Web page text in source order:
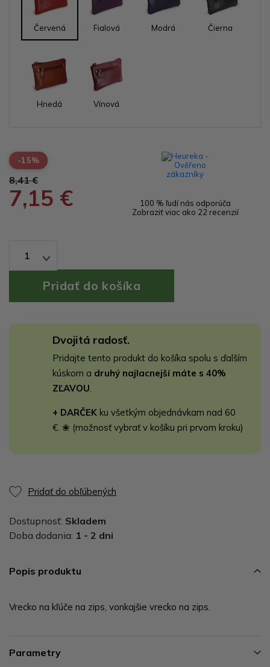
Červená Fialová Modrá Čierna
Hnedá Vínová
-15%
8,41 €
7,15 €
100 % ľudí nás odporúča
Zobraziť viac ako 22 recenzií
1
Dvojitá radosť.
Pridajte tento produkt do košíka spolu s ďalším
kúskom a druhý najlacnejší máte s 40%
ZĽAVOU
+ DARČEK ku všetkým objednávkam nad 60
€. ❀ (možnosť vybrať v košíku pri prvom kroku)
Pridať do obľúbených
Dostupnosť: Skladem
Doba dodania: 1 - 2 dni
Popis produktu
Vrecko na kľúče na zips, vonkajšie vrecko na zips.
Parametry